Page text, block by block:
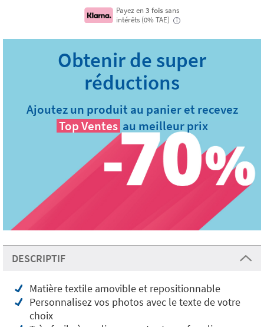
Payez en 3 fois sans
intérêts (0% TAE)
i
Ajoutez un produit au panier et recevez
Top Ventes au meilleur prix
DESCRIPTIF
Matière textile amovible et repositionnable
Personnalisez vos photos avec le texte de votre
choix